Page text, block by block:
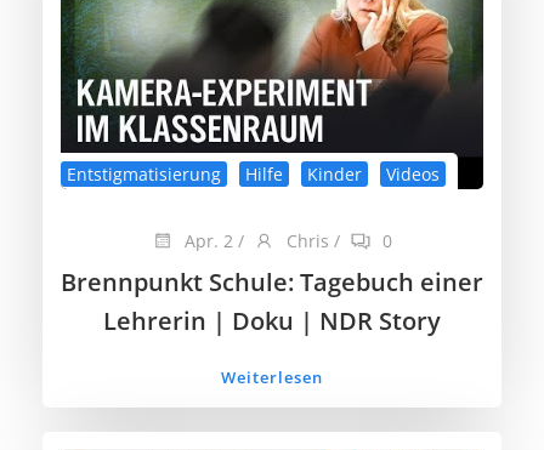
Entstigmatisierung Hilfe Kinder Videos
Apr. 2 / Chris / 0
Brennpunkt Schule: Tagebuch einer
Lehrerin | Doku | NDR Story
Weiterlesen